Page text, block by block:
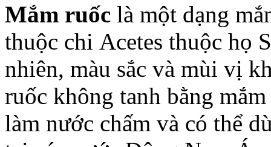
Mắm ruốc là một dạng
thuộc chi Acetes thuộc họ
nhiên, màu sắc và mùi vị
ruốc không tanh bằng
làm nước chấm và có thể